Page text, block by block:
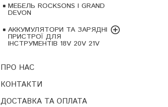
МЕБЕЛЬ ROCKSONS І GRAND
DEVON
АККУМУЛЯТОРИ ТА ЗАРЯДНІ
ПРИСТРОЇ ДЛЯ
ІНСТРУМЕНТІВ 18V 20V 21V
ПРО НАС
КОНТАКТИ
ДОСТАВКА ТА ОПЛАТА